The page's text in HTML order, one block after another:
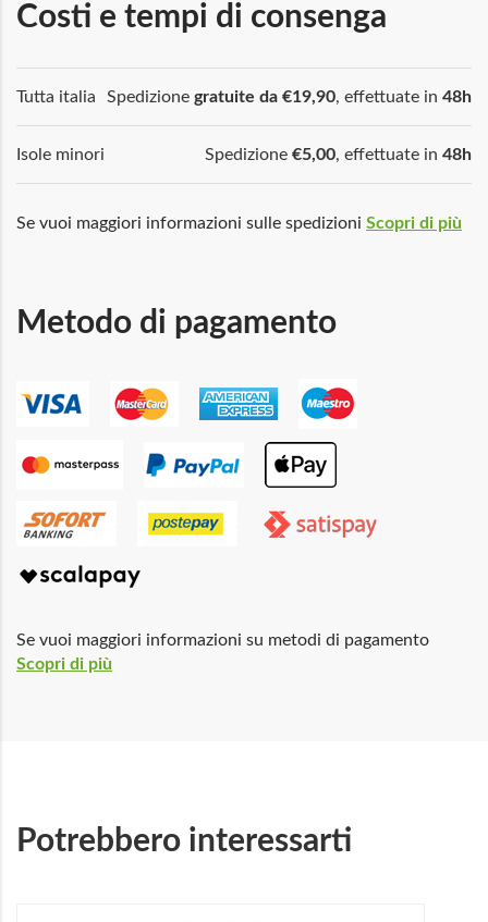
Costi e tempi di consenga
Tutta italia Spedizione gratuite da €19,90, effettuate in 48h
Isole minori Spedizione €5,00, effettuate in 48h
Se vuoi maggiori informazioni sulle spedizioni Scopri di più
Metodo di pagamento
Se vuoi maggiori informazioni su metodi di pagamento
Scopri di più
Potrebbero interessarti